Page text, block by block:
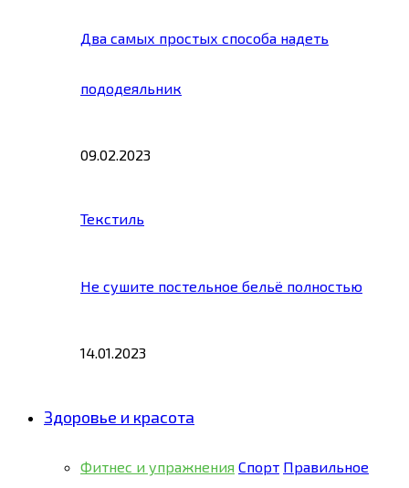
Два самых простых способа надеть
пододеяльник
09.02.2023
Текстиль
Не сушите постельное бельё полностью
14.01.2023
Здоровье и красота
Фитнес и упражнения Спорт Правильное